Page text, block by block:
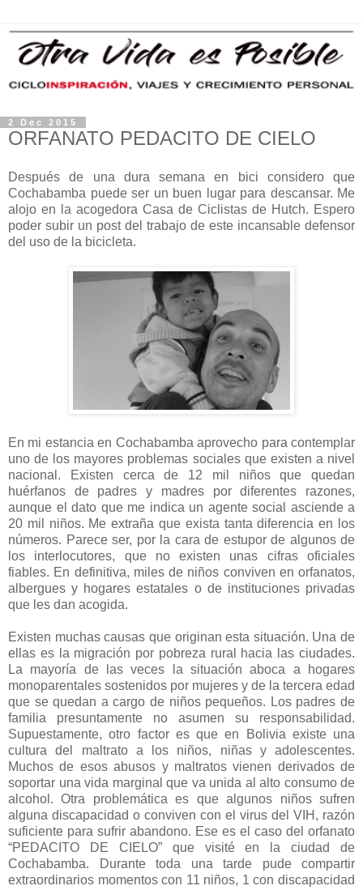
2 Dec 2015
ORFANATO PEDACITO DE CIELO
Después de una dura semana en bici considero que
Cochabamba puede ser un buen lugar para descansar. Me
alojo en la acogedora Casa de Ciclistas de Hutch. Espero
poder subir un post del trabajo de este incansable defensor
del uso de la bicicleta.
En mi estancia en Cochabamba aprovecho para contemplar
uno de los mayores problemas sociales que existen a nivel
nacional. Existen cerca de 12 mil niños que quedan
huérfanos de padres y madres por diferentes razones,
aunque el dato que me indica un agente social asciende a
20 mil niños. Me extraña que exista tanta diferencia en los
números. Parece ser, por la cara de estupor de algunos de
los interlocutores, que no existen unas cifras oficiales
fiables. En definitiva, miles de niños conviven en orfanatos,
albergues y hogares estatales o de instituciones privadas
que les dan acogida.
Existen muchas causas que originan esta situación. Una de
ellas es la migración por pobreza rural hacia las ciudades.
La mayoría de las veces la situación aboca a hogares
monoparentales sostenidos por mujeres y de la tercera edad
que se quedan a cargo de niños pequeños. Los padres de
familia presuntamente no asumen su responsabilidad.
Supuestamente, otro factor es que en Bolivia existe una
cultura del maltrato a los niños, niñas y adolescentes.
Muchos de esos abusos y maltratos vienen derivados de
soportar una vida marginal que va unida al alto consumo de
alcohol. Otra problemática es que algunos niños sufren
alguna discapacidad o conviven con el virus del VIH, razón
suficiente para sufrir abandono. Ese es el caso del orfanato
“PEDACITO DE CIELO” que visité en la ciudad de
Cochabamba. Durante toda una tarde pude compartir
extraordinarios momentos con 11 niños, 1 con discapacidad